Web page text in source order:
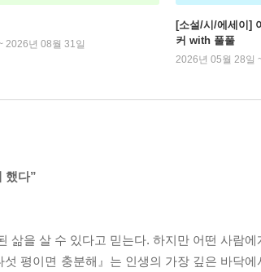
2026년 08월 31일
[소설/시/에세이]
커 with 풀풀
2026년 05월 28일
했다”
삶을 살 수 있다고 믿는다. 하지만 어떤 사람
평이면 충분해』는 인생의 가장 깊은 바닥